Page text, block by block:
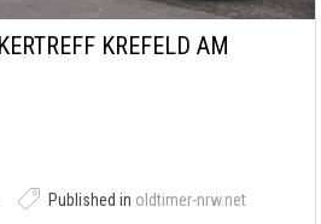
KREFELD AM
Published in oldtimer-nrw.net